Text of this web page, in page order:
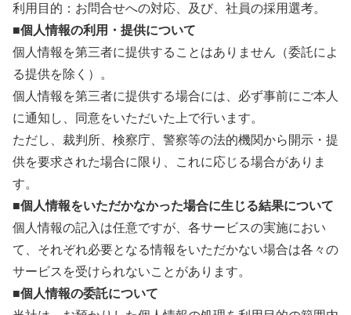
利用目的：お問合せへの対応、及び、社員の採用選考。
■個人情報の利用・提供について
個人情報を第三者に提供することはありません（委託によ
る提供を除く）。
個人情報を第三者に提供する場合には、必ず事前にご本人
に通知し、同意をいただいた上で行います。
ただし、裁判所、検察庁、警察等の法的機関から開示・提
供を要求された場合に限り、これに応じる場合がありま
す。
■個人情報をいただかなかった場合に生じる結果について
個人情報の記入は任意ですが、各サービスの実施におい
て、それぞれ必要となる情報をいただかない場合は各々の
サービスを受けられないことがあります。
■個人情報の委託について